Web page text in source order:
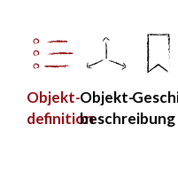
Objekt­
definition
Objekt­
beschreibung